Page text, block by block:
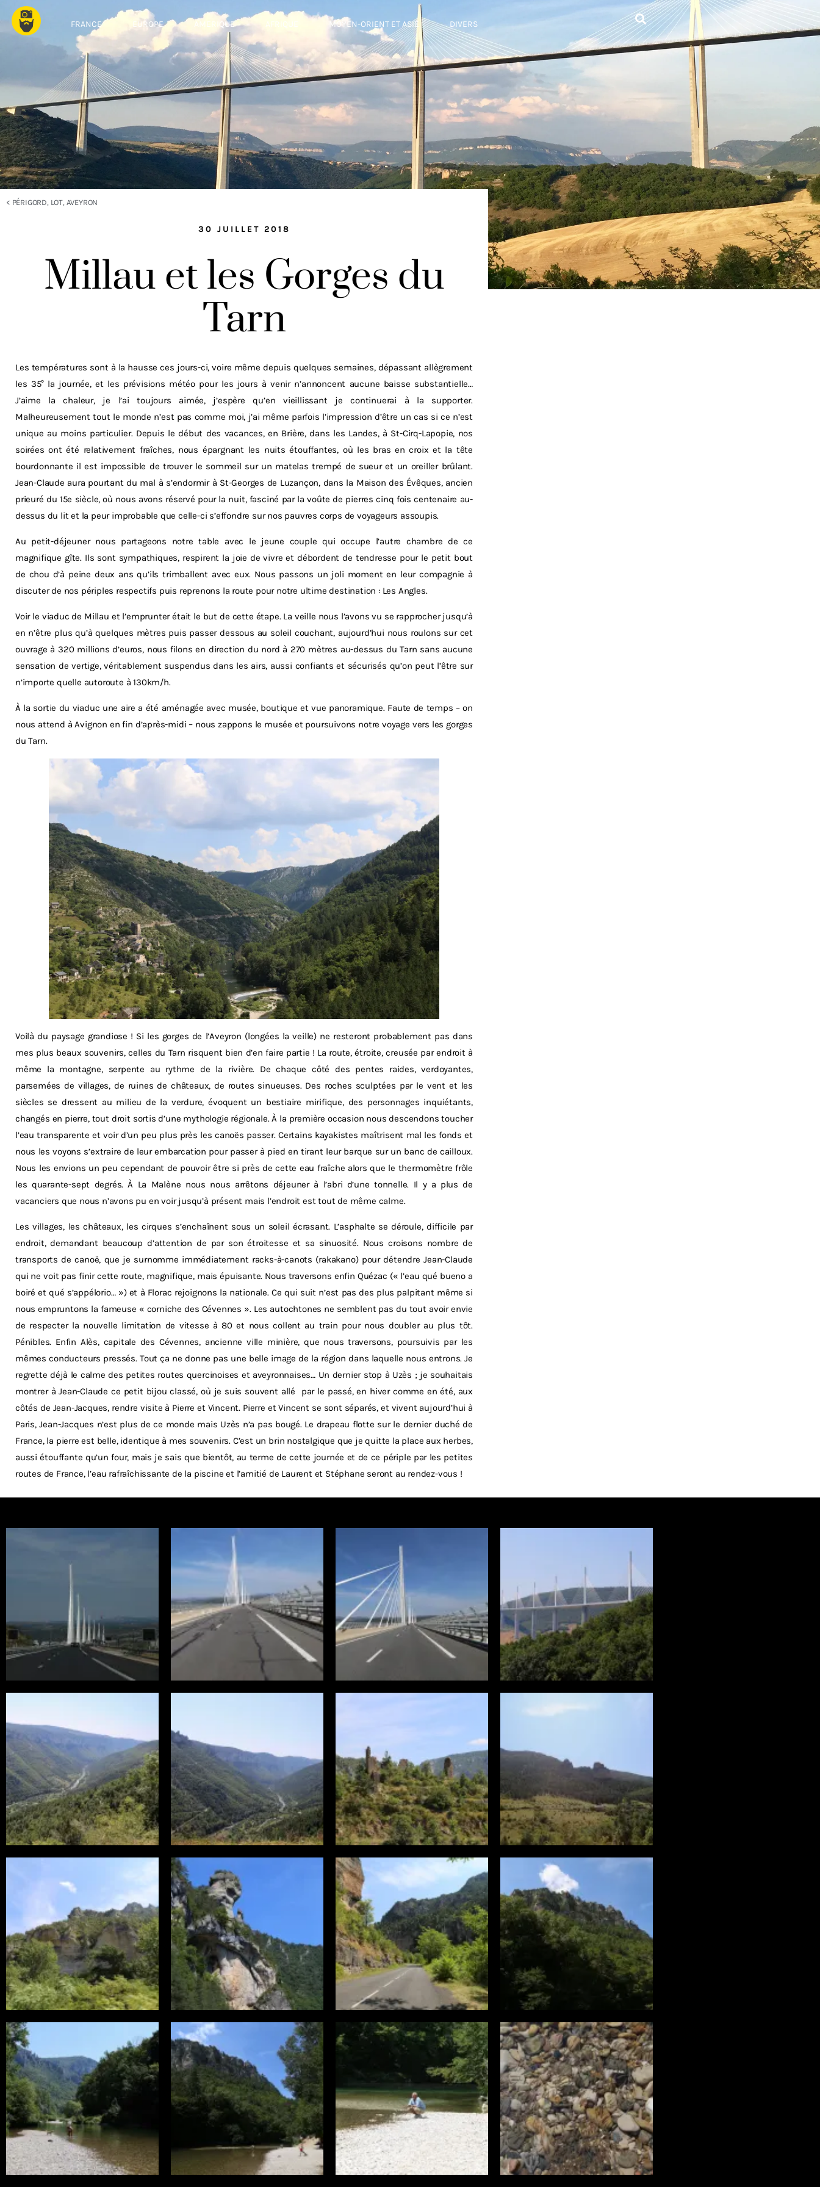
FRANCE EUROPE AMERIQUE AFRIQUE MOYEN-ORIENT ET ASIE DIVERS
< PÉRIGORD, LOT, AVEYRON
30 JUILLET 2018
Millau et les Gorges du
Tarn
Les températures sont à la hausse ces jours-ci, voire même depuis quelques semaines, dépassant allègrement
les 35° la journée, et les prévisions météo pour les jours à venir n’annoncent aucune baisse substantielle…
J’aime la chaleur, je l’ai toujours aimée, j’espère qu’en vieillissant je continuerai à la supporter.
Malheureusement tout le monde n’est pas comme moi, j’ai même parfois l’impression d’être un cas si ce n’est
unique au moins particulier. Depuis le début des vacances, en Brière, dans les Landes, à St-Cirq-Lapopie, nos
soirées ont été relativement fraîches, nous épargnant les nuits étouffantes, où les bras en croix et la tête
bourdonnante il est impossible de trouver le sommeil sur un matelas trempé de sueur et un oreiller brûlant.
Jean-Claude aura pourtant du mal à s’endormir à St-Georges de Luzançon, dans la Maison des Évêques, ancien
prieuré du 15e siècle, où nous avons réservé pour la nuit, fasciné par la voûte de pierres cinq fois centenaire au-
dessus du lit et la peur improbable que celle-ci s’effondre sur nos pauvres corps de voyageurs assoupis.
Au petit-déjeuner nous partageons notre table avec le jeune couple qui occupe l’autre chambre de ce
magnifique gîte. Ils sont sympathiques, respirent la joie de vivre et débordent de tendresse pour le petit bout
de chou d’à peine deux ans qu’ils trimballent avec eux. Nous passons un joli moment en leur compagnie à
discuter de nos périples respectifs puis reprenons la route pour notre ultime destination : Les Angles.
Voir le viaduc de Millau et l’emprunter était le but de cette étape. La veille nous l’avons vu se rapprocher jusqu’à
en n’être plus qu’à quelques mètres puis passer dessous au soleil couchant, aujourd’hui nous roulons sur cet
ouvrage à 320 millions d’euros, nous filons en direction du nord à 270 mètres au-dessus du Tarn sans aucune
sensation de vertige, véritablement suspendus dans les airs, aussi confiants et sécurisés qu’on peut l’être sur
n’importe quelle autoroute à 130km/h.
À la sortie du viaduc une aire a été aménagée avec musée, boutique et vue panoramique. Faute de temps – on
nous attend à Avignon en fin d’après-midi – nous zappons le musée et poursuivons notre voyage vers les gorges
du Tarn.
Voilà du paysage grandiose ! Si les gorges de l’Aveyron (longées la veille) ne resteront probablement pas dans
mes plus beaux souvenirs, celles du Tarn risquent bien d’en faire partie ! La route, étroite, creusée par endroit à
même la montagne, serpente au rythme de la rivière. De chaque côté des pentes raides, verdoyantes,
parsemées de villages, de ruines de châteaux, de routes sinueuses. Des roches sculptées par le vent et les
siècles se dressent au milieu de la verdure, évoquent un bestiaire mirifique, des personnages inquiétants,
changés en pierre, tout droit sortis d’une mythologie régionale. À la première occasion nous descendons toucher
l’eau transparente et voir d’un peu plus près les canoës passer. Certains kayakistes maîtrisent mal les fonds et
nous les voyons s’extraire de leur embarcation pour passer à pied en tirant leur barque sur un banc de cailloux.
Nous les envions un peu cependant de pouvoir être si près de cette eau fraîche alors que le thermomètre frôle
les quarante-sept degrés. À La Malène nous nous arrêtons déjeuner à l’abri d’une tonnelle. Il y a plus de
vacanciers que nous n’avons pu en voir jusqu’à présent mais l’endroit est tout de même calme.
Les villages, les châteaux, les cirques s’enchaînent sous un soleil écrasant. L’asphalte se déroule, difficile par
endroit, demandant beaucoup d’attention de par son étroitesse et sa sinuosité. Nous croisons nombre de
transports de canoë, que je surnomme immédiatement racks-à-canots (rakakano) pour détendre Jean-Claude
qui ne voit pas finir cette route, magnifique, mais épuisante. Nous traversons enfin Quézac (« l’eau qué bueno a
boiré et qué s’appélorio… ») et à Florac rejoignons la nationale. Ce qui suit n’est pas des plus palpitant même si
nous empruntons la fameuse « corniche des Cévennes ». Les autochtones ne semblent pas du tout avoir envie
de respecter la nouvelle limitation de vitesse à 80 et nous collent au train pour nous doubler au plus tôt.
Pénibles. Enfin Alès, capitale des Cévennes, ancienne ville minière, que nous traversons, poursuivis par les
mêmes conducteurs pressés. Tout ça ne donne pas une belle image de la région dans laquelle nous entrons. Je
regrette déjà le calme des petites routes quercinoises et aveyronnaises… Un dernier stop à Uzès ; je souhaitais
montrer à Jean-Claude ce petit bijou classé, où je suis souvent allé
par le passé, en hiver comme en été, aux
côtés de Jean-Jacques, rendre visite à Pierre et Vincent. Pierre et Vincent se sont séparés, et vivent aujourd’hui à
Paris, Jean-Jacques n’est plus de ce monde mais Uzès n’a pas bougé. Le drapeau flotte sur le dernier duché de
France, la pierre est belle, identique à mes souvenirs. C’est un brin nostalgique que je quitte la place aux herbes,
aussi étouffante qu’un four, mais je sais que bientôt, au terme de cette journée et de ce périple par les petites
routes de France, l’eau rafraîchissante de la piscine et l’amitié de Laurent et Stéphane seront au rendez-vous !